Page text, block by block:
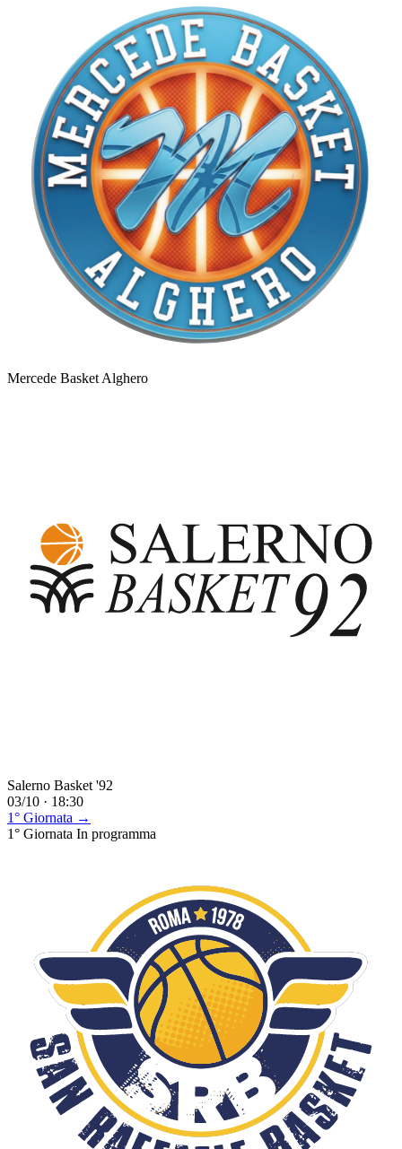
Mercede Basket Alghero
Salerno Basket '92
03/10 · 18:30
1° Giornata →
1° Giornata In programma